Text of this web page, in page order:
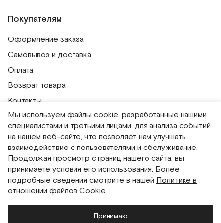
Покупателям
Оформление заказа
Самовывоз и доставка
Оплата
Возврат товара
Контакты
Публичная оферта
Политика обработки персональных данных
Политика использования сессионных файлов
Согласие на получение рассылок
Согласие на обработку персональных данных
Система привилегий
Мы используем файлы cookie, разработанные нашими
специалистами и третьими лицами, для анализа событий
на нашем веб-сайте, что позволяет нам улучшать
взаимодействие с пользователями и обслуживание.
Продолжая просмотр страниц нашего сайта, вы
принимаете условия его использования. Более
подробные сведения смотрите в нашей Политике в
отношении файлов Cookie
Принимаю